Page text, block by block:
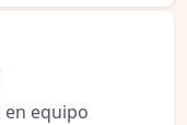
equipo